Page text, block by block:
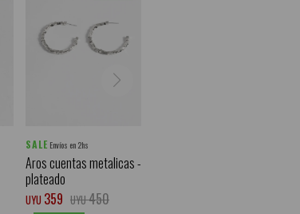
SALE Envíos en 2hs
Aros cuentas metalicas -
plateado
UYU 359 UYU450